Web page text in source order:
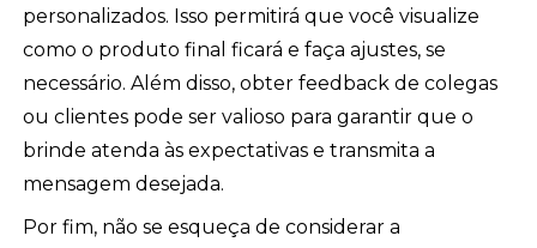
personalizados. Isso permitirá que você visualize
como o produto final ficará e faça ajustes, se
necessário. Além disso, obter feedback de colegas
ou clientes pode ser valioso para garantir que o
brinde atenda às expectativas e transmita a
mensagem desejada.
Por fim, não se esqueça de considerar a